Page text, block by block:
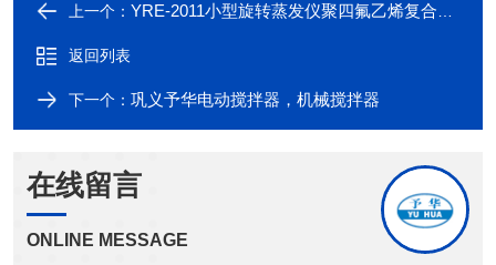
上一个： YRE-2011小型旋转蒸发仪聚四氟乙烯复合密封
返回列表
下一个： 巩义予华电动搅拌器，机械搅拌器
在线留言
ONLINE MESSAGE